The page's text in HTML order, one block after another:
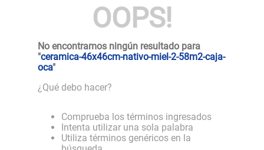
OOPS!
No encontramos ningún resultado para
"ceramica-46x46cm-nativo-miel-2-58m2-caja-
oca"
¿Qué debo hacer?
Comprueba los términos ingresados
Intenta utilizar una sola palabra
Utiliza términos genéricos en la